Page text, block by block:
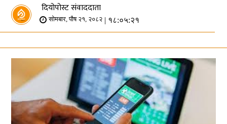
दियोपोस्ट संवाददाता
सोमबार, पौष २१, २०८२ | १८:०५:२१